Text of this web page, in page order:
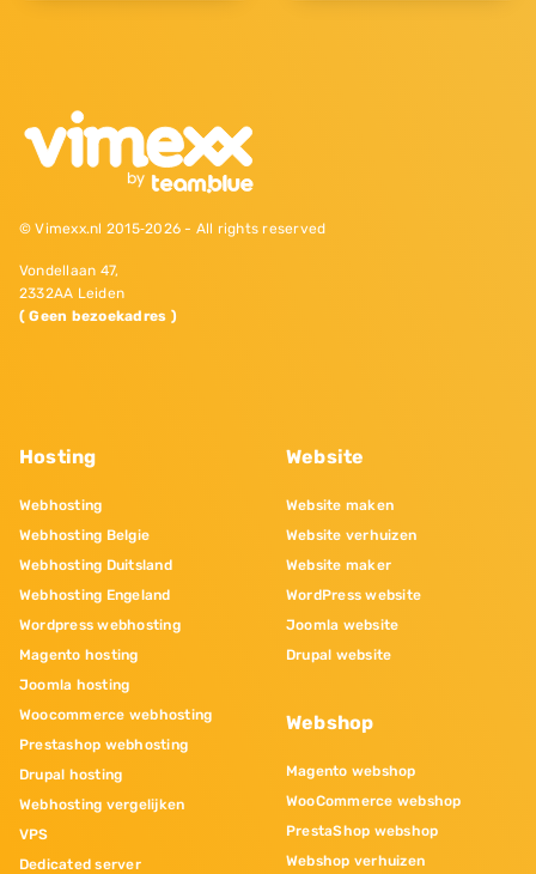
© Vimexx.nl 2015‐2026 - All rights reserved
Vondellaan 47,
2332AA Leiden
( Geen bezoekadres )
Hosting
Webhosting
Webhosting Belgie
Webhosting Duitsland
Webhosting Engeland
Wordpress webhosting
Magento hosting
Joomla hosting
Woocommerce webhosting
Prestashop webhosting
Drupal hosting
Webhosting vergelijken
VPS
Dedicated server
Website
Website maken
Website verhuizen
Website maker
WordPress website
Joomla website
Drupal website
Webshop
Magento webshop
WooCommerce webshop
PrestaShop webshop
Webshop verhuizen